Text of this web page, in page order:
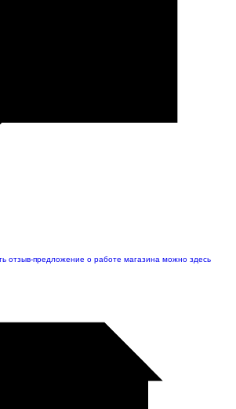
отзыв-предложение о работе магазина можно здесь